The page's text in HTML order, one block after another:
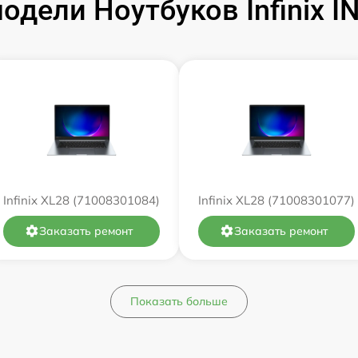
от 60 мин
от 60 мин
Ноутбуков Infinix
Infinix XL28 (71008301084)
Заказать ремонт
Infinix XL28 (71008301077)
Заказать ремонт
Показать больше